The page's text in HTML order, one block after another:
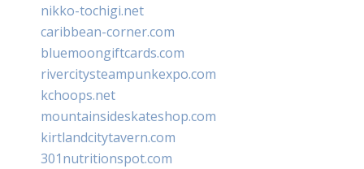
nikko-tochigi.net
caribbean-corner.com
bluemoongiftcards.com
rivercitysteampunkexpo.com
kchoops.net
mountainsideskateshop.com
kirtlandcitytavern.com
301nutritionspot.com